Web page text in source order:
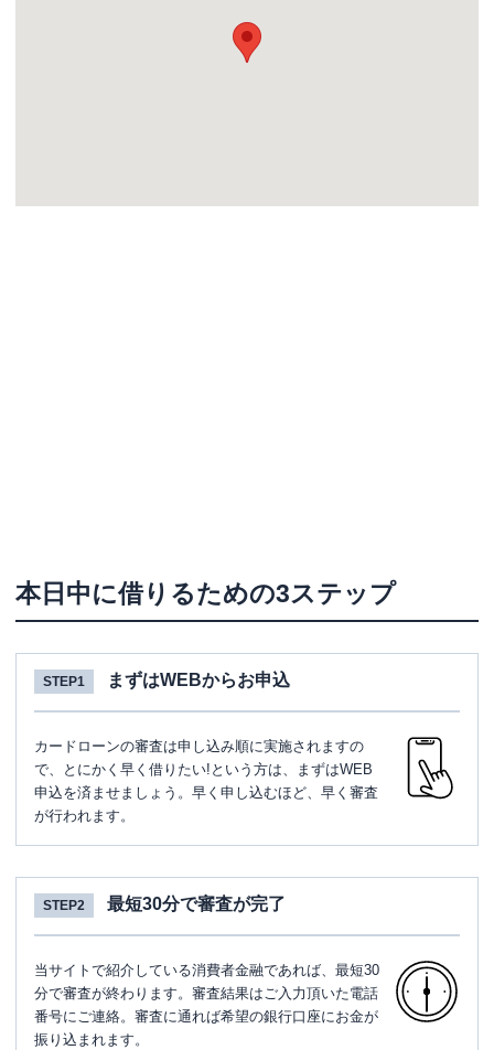
本日中に借りるための3ステップ
STEP1 まずはWEBからお申込
カードローンの審査は申し込み順に実施されますの
で、とにかく早く借りたい!という方は、まずはWEB
申込を済ませましょう。早く申し込むほど、早く審査
が行われます。
STEP2 最短30分で審査が完了
当サイトで紹介している消費者金融であれば、最短30
分で審査が終わります。審査結果はご入力頂いた電話
番号にご連絡。審査に通れば希望の銀行口座にお金が
振り込まれます。